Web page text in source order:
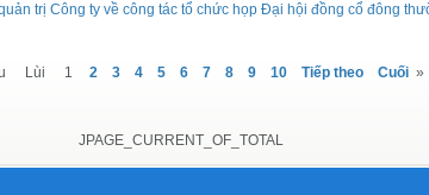
trị Công ty về công tác tổ chức họp Đại hội đồng cổ đông
Lùi 1 2 3 4 5 6 7 8 9 10 Tiếp theo Cuối »
JPAGE_CURRENT_OF_TOTAL